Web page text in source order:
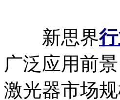
新思界
广泛应用前
激光器市场